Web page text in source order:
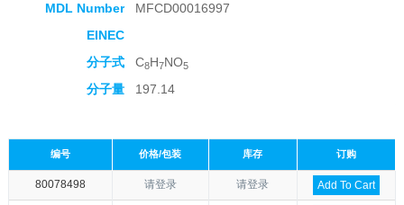
MDL Number
MFCD00016997
EINEC
分子式
C8H7NO5
分子量 197.14
编号 价格/包装 库存 订购
80078498 请登录 请登录 Add To Cart